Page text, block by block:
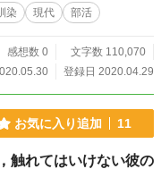
染 現代 部活
感想数 0
文字数 110,070
登録日 2020.04.29
お気に入り追加 11
触れてはいけない彼の